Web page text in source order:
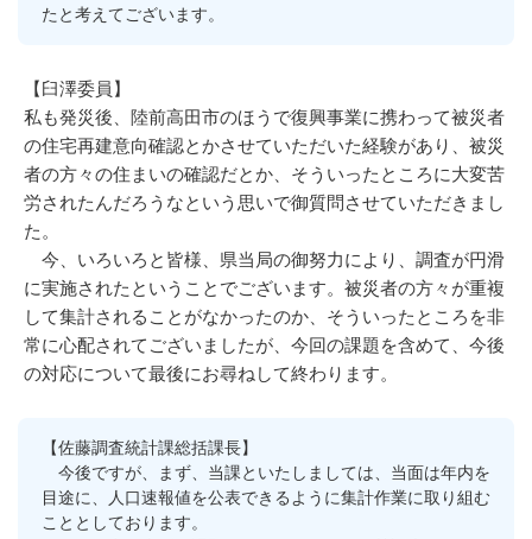
たと考えてございます。
【臼澤委員】
私も発災後、陸前高田市のほうで復興事業に携わって被災者
の住宅再建意向確認とかさせていただいた経験があり、被災
者の方々の住まいの確認だとか、そういったところに大変苦
労されたんだろうなという思いで御質問させていただきまし
た。
今、いろいろと皆様、県当局の御努力により、調査が円滑
に実施されたということでございます。被災者の方々が重複
して集計されることがなかったのか、そういったところを非
常に心配されてございましたが、今回の課題を含めて、今後
の対応について最後にお尋ねして終わります。
【佐藤調査統計課総括課長】
今後ですが、まず、当課といたしましては、当面は年内を
目途に、人口速報値を公表できるように集計作業に取り組む
こととしております。